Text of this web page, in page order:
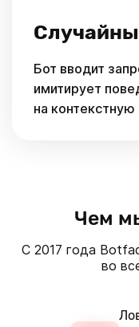
Бот вводит
имитирует
на контекстную
Чем
С 2017 года
во